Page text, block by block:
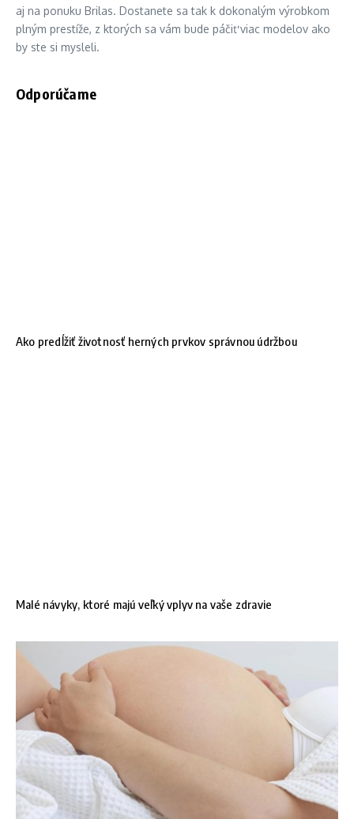
aj na ponuku Brilas. Dostanete sa tak k dokonalým výrobkom
plným prestíže, z ktorých sa vám bude páčiť viac modelov ako
by ste si mysleli.
Odporúčame
Ako predĺžiť životnosť herných prvkov správnou údržbou
Malé návyky, ktoré majú veľký vplyv na vaše zdravie